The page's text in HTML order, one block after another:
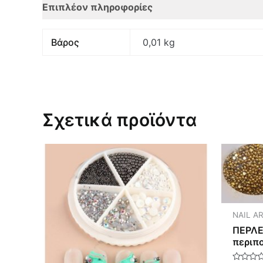
Επιπλέον πληροφορίες
Βάρος 0,01 kg
Σχετικά προϊόντα
NAIL